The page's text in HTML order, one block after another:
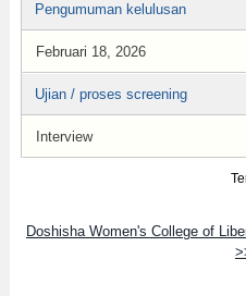
Pengumuman kelulusan
Februari 18, 2026
Ujian / proses screening
Interview
Doshisha Women's College of